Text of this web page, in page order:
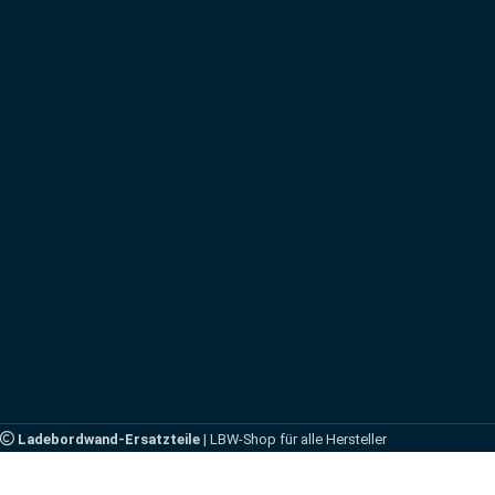
Ladebordwand-Ersatzteile | LBW-Shop für alle Hersteller